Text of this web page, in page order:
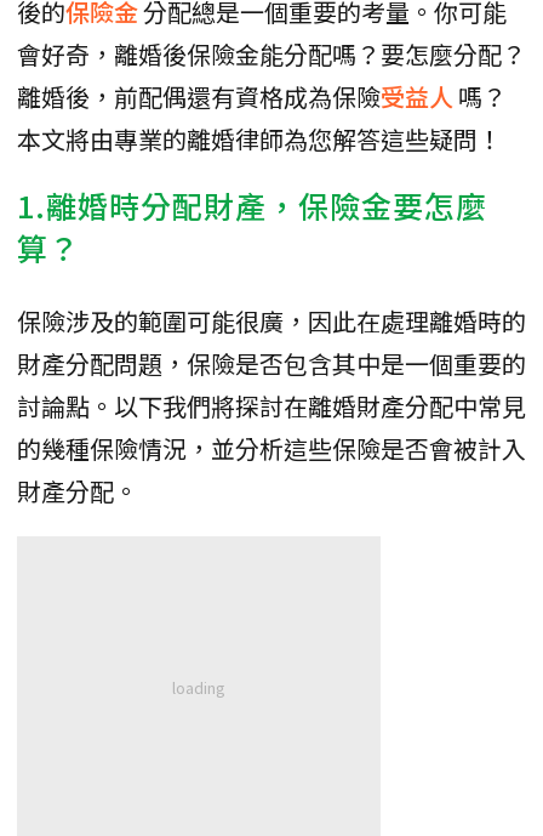
後的保險金分配總是一個重要的考量。你可能
會好奇，離婚後保險金能分配嗎？要怎麼分配？
離婚後，前配偶還有資格成為保險受益人嗎？
本文將由專業的離婚律師為您解答這些疑問！
1.離婚時分配財產，保險金要怎麼
算？
保險涉及的範圍可能很廣，因此在處理離婚時的
財產分配問題，保險是否包含其中是一個重要的
討論點。以下我們將探討在離婚財產分配中常見
的幾種保險情況，並分析這些保險是否會被計入
財產分配。